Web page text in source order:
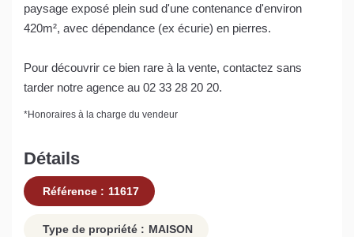
paysage exposé plein sud d'une contenance d'environ
420m², avec dépendance (ex écurie) en pierres.
Pour découvrir ce bien rare à la vente, contactez sans
tarder notre agence au 02 33 28 20 20.
*Honoraires à la charge du vendeur
Détails
Référence : 11617
Type de propriété : MAISON